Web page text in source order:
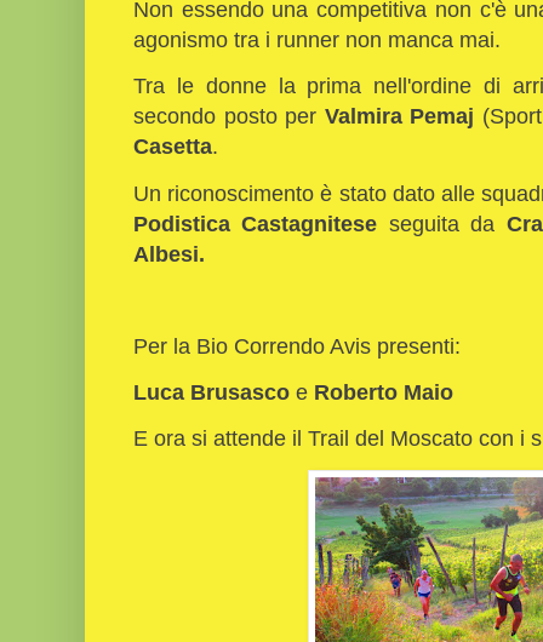
Non essendo una competitiva non c'è
agonismo tra i runner non manca mai.
Tra le donne la prima nell'ordine di
secondo posto per Valmira Pemaj
Casetta.
Un riconoscimento è stato dato alle
Podistica Castagnitese seguita da
Albesi.
Per la Bio Correndo Avis presenti:
Luca Brusasco e Roberto Maio
E ora si attende il Trail del Moscato con i